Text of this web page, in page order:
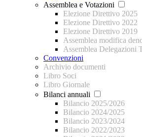
Assemblea e Votazioni
Elezione Direttivo 2025
Elezione Direttivo 2022
Elezione Direttivo 2019
Assemblea modifica
Assemblea Delegazioni
Convenzioni
Archivio documenti
Libro Soci
Libro Giornale
Bilanci annuali
Bilancio 2025/2026
Bilancio 2024/2025
Bilancio 2023/2024
Bilancio 2022/2023